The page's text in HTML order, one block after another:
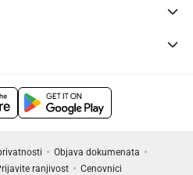
Objava dokumenata
ranjivost
Cenovnici